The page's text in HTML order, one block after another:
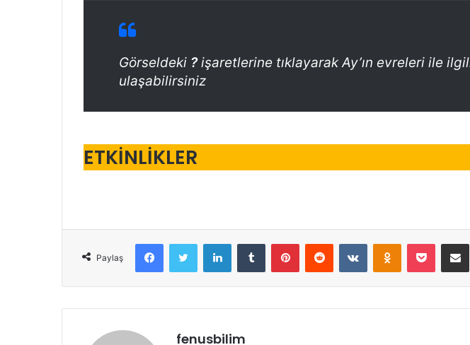
Görseldeki ?işaretlerine tıklayarak Ay’ın evreleri ile
ulaşabilirsiniz
ETKİNLİKLER
Paylaş
FacebookTwitter LinkedInTumblr PinterestReddit VKontakteOdnoklassniki
Pocket
fenusbilim